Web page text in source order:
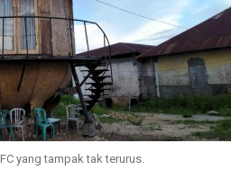
yang tampak tak terurus.